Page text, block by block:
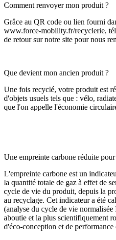
Comment renvoyer mon produit ?
Grâce au QR code ou lien fourni
www.force-mobility.fr/recyclerie,
de retour sur notre site pour nous
Que devient mon ancien produit ?
Une fois recyclé, votre produit est
d'objets usuels tels que : vélo,
que l'on appelle l'économie
Une empreinte carbone réduite
L'empreinte carbone est un
la quantité totale de gaz à effet de
cycle de vie du produit, depuis la
au recyclage. Cet indicateur a été
(analyse du cycle de vie
aboutie et la plus scientifiquement
d'éco-conception et de performance